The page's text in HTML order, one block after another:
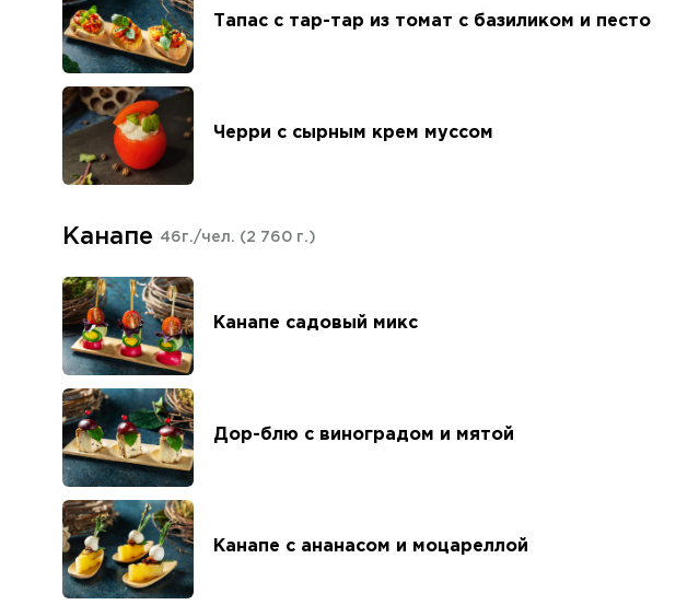
Тапас с тар-тар из томат с базиликом и песто
Черри с сырным крем муссом
Канапе 46г./чел. (2 760 г.)
Канапе садовый микс
Дор-блю с виноградом и мятой
Канапе с ананасом и моцареллой